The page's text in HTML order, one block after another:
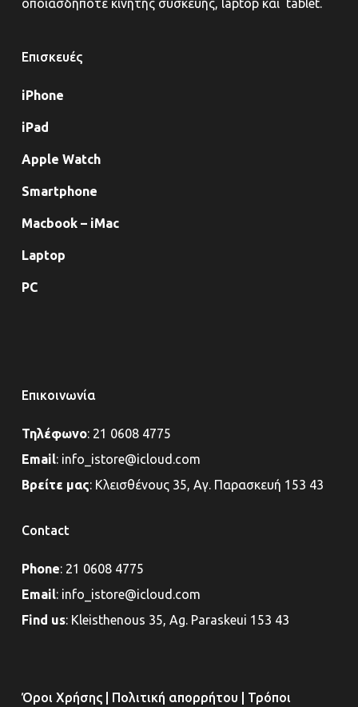
οποιασδήποτε κινητής συσκευής, laptop και tablet.
Επισκευές
iPhone
iPad
Apple Watch
Smartphone
Macbook – iMac
Laptop
PC
Επικοινωνία
Τηλέφωνο: 21 0608 4775
Email: info_istore@icloud.com
Βρείτε μας: Κλεισθένους 35, Αγ. Παρασκευή 153 43
Contact
Phone: 21 0608 4775
Email: info_istore@icloud.com
Find us: Kleisthenous 35, Ag. Paraskeui 153 43
Όροι Χρήσης| Πολιτική απορρήτου
Τρόποι